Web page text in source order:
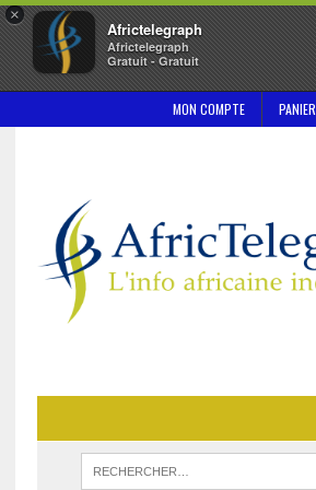
×
Africtelegraph
Africtelegraph
Gratuit - Gratuit
MON COMPTE PANIER